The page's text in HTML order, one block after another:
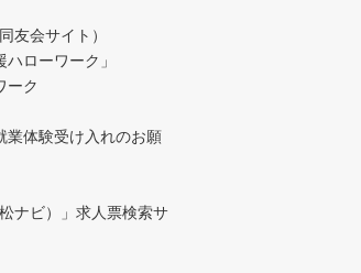
友会サイト）
ローワーク」
ーク
業体験受け入れのお願
ナビ）」求人票検索サ